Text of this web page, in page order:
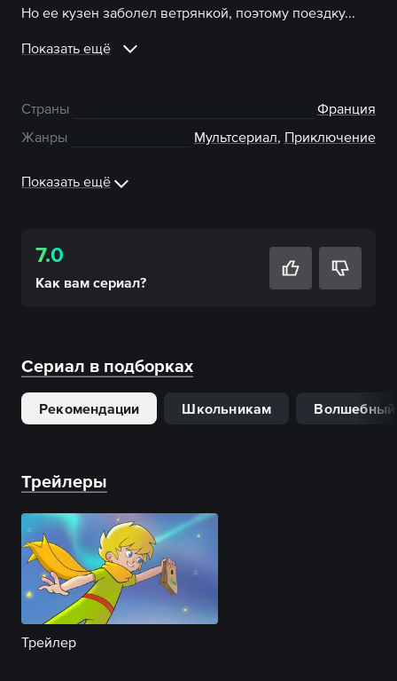
Но ее кузен заболел ветрянкой, поэтому поездку...
Показать ещё
Страны
Франция
Жанры
Мультсериал, Приключение
Показать ещё
7.0
Как вам сериал?
Сериал в подборках
Рекомендации Школьникам
Трейлеры
Трейлер